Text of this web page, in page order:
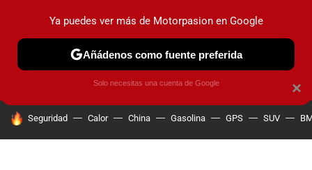
PRUEBAS COCHES ELÉCTRICOS OBSERVATORIO
HOY SE HABLA DE
Seguridad Calor China Gasolina GPS SUV
×
Ya puedes ver más de Motorpasion en Google
Añádenos como fuente preferida
Solo necesitas una cuenta de Google